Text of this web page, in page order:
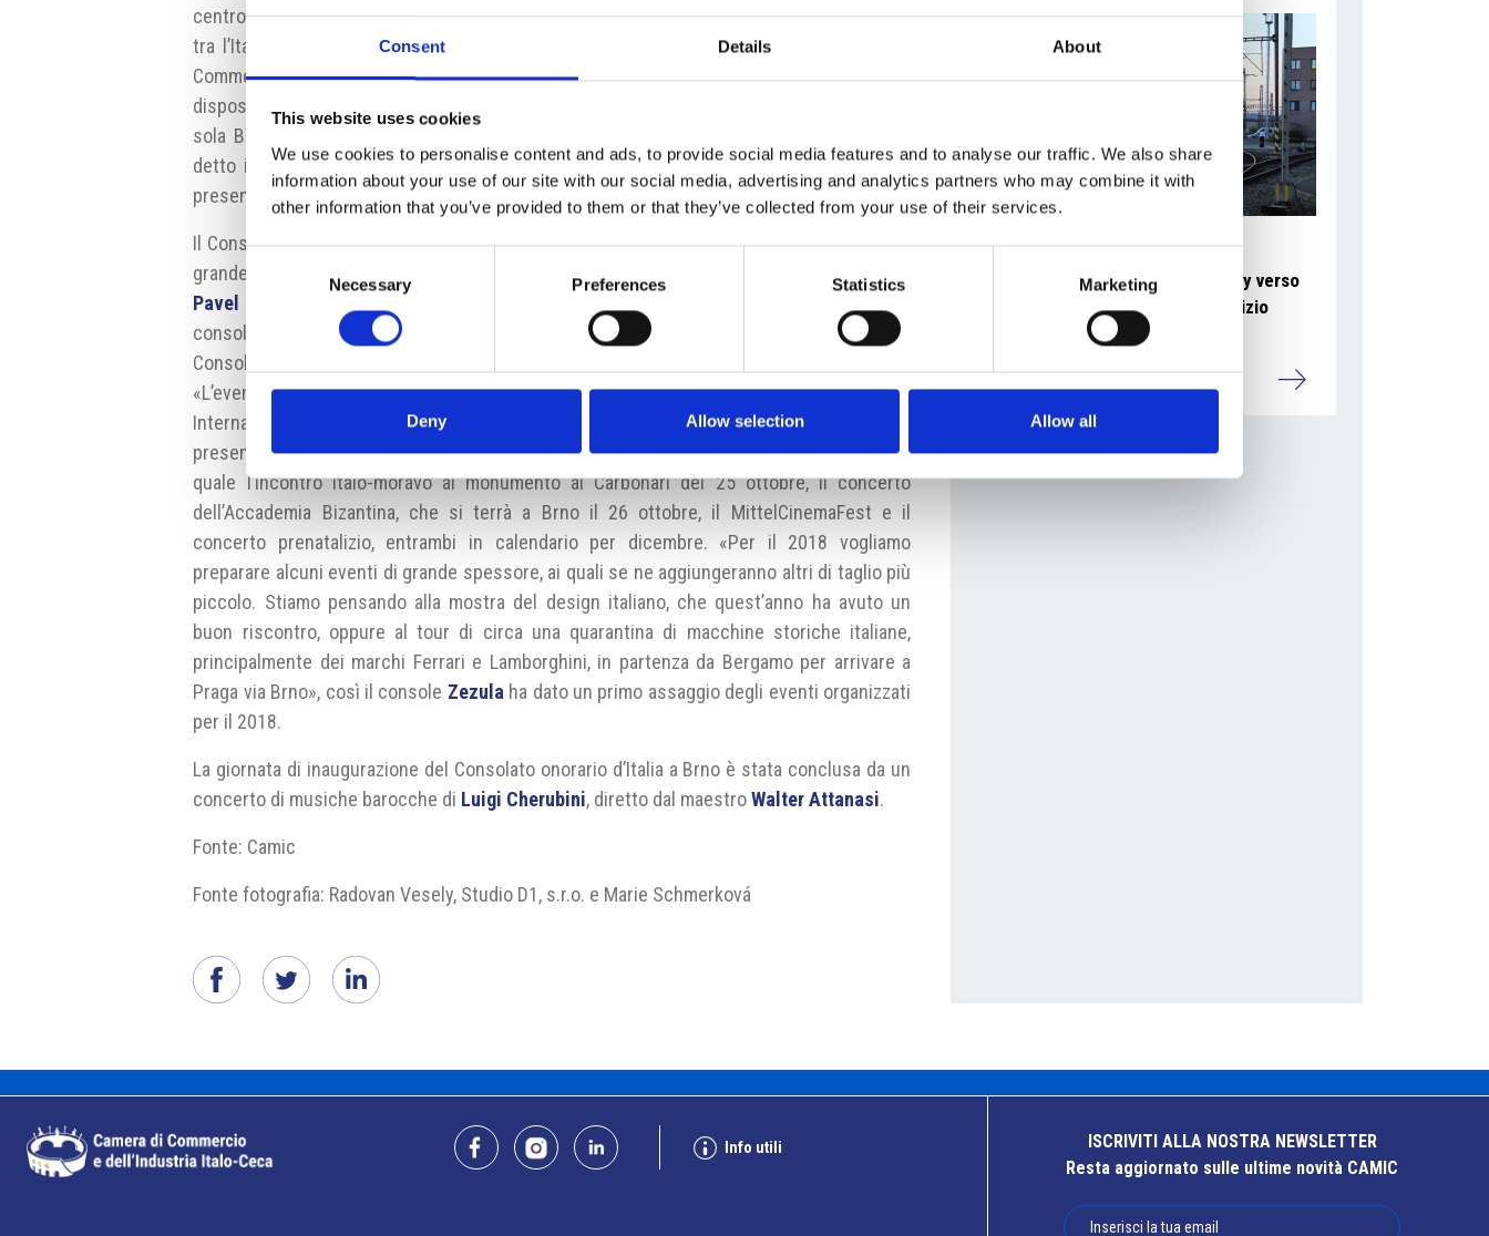
Consent Details About
This website uses cookies
We use cookies to personalise content and ads, to provide social media features and to analyse our traffic. We also share
information about your use of our site with our social media, advertising and analytics partners who may combine it with
other information that you’ve provided to them or that they’ve collected from your use of their services.
Selection
Necessary Preferences Statistics Marketing
Deny Allow selection Allow all
centro di riferimento per lo sviluppo delle relazioni economiche, culturali e scientifiche
tra l’Italia e la Moravia. «Siamo molto soddisfatti di poter aprire l’ufficio della Camera di
Commercio presso il Consolato. Il nostro primo obiettivo è stato quello di avere a
disposizione un punto di riferimento a Brno. Non vogliamo limitare la nostra attività alla
sola Brno, ma puntiamo a coinvolgere anche altre città della Moravia e della Slesia» ha
detto il presidenteGianfranco Pinciroli,ricordando l’importanza delle aziende italiane
presenti in regione.
Il Console onorario è stato nominato a febbraio di quest’anno,Pavel Zezula. «Ho visto un
grande interesse a Brno e in tutta la regione per lo sviluppo dei rapporti con l’Italia», così
Pavel Zezula
consolare. La priorità del console è avviare a pieno regime i servizi consolari. Inoltre il
Consolato collabora a diversi eventi italo–moravi in preparazione entro la fine dell’anno.
«L’evento più vicino sarà l’apertura, martedì 10 ottobre, dell’Area Italia alla Fiera
Internazionale di Meccanica, dove si terranno diversi incontri con gli imprenditori italiani
presenti» diceZezula. Gli altri eventi in programma hanno un carattere più culturale,
quale l’incontro italo-moravo al monumento ai Carbonari del 25 ottobre, il concerto
dell’Accademia Bizantina, che si terrà a Brno il 26 ottobre, il MittelCinemaFest e il
concerto prenatalizio, entrambi in calendario per dicembre. «Per il 2018 vogliamo
preparare alcuni eventi di grande spessore, ai quali se ne aggiungeranno altri di taglio più
piccolo. Stiamo pensando alla mostra del design italiano, che quest’anno ha avuto un
buon riscontro, oppure al tour di circa una quarantina di macchine storiche italiane,
principalmente dei marchi Ferrari e Lamborghini, in partenza da Bergamo per arrivare a
Praga via Brno», così il console Zezulaha dato un primo assaggio degli eventi organizzati
per il 2018.
La giornata di inaugurazione del Consolato onorario d’Italia a Brno è stata conclusa da un
concerto di musiche barocche di Luigi Cherubini, diretto dal maestroWalter Attanasi.
Fonte: Camic
Fonte fotografia: Radovan Vesely, Studio D1, s.r.o. e Marie Schmerková
La società pubblica České dráhy verso
la riconferma nella gara di servizio
Repubblica Ceca
Info utili
ISCRIVITI ALLA NOSTRA NEWSLETTER
Resta aggiornato sulle ultime novità CAMIC